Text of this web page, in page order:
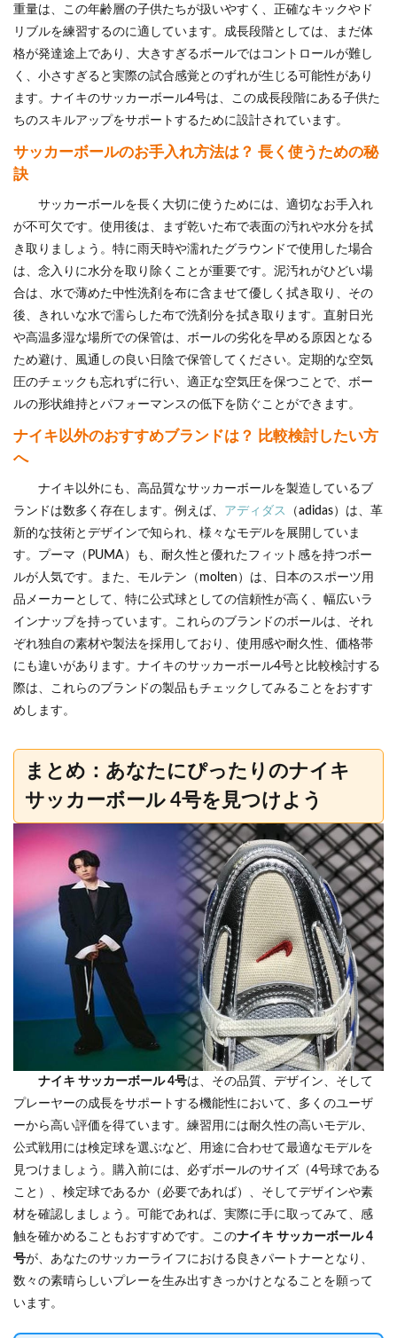
重量は、この年齢層の子供たちが扱いやすく、正確なキックやド
リブルを練習するのに適しています。成長段階としては、まだ体
格が発達途上であり、大きすぎるボールではコントロールが難し
く、小さすぎると実際の試合感覚とのずれが生じる可能性があり
ます。ナイキのサッカーボール4号は、この成長段階にある子供た
ちのスキルアップをサポートするために設計されています。
サッカーボールのお手入れ方法は？ 長く使うための秘
訣
サッカーボールを長く大切に使うためには、適切なお手入れ
が不可欠です。使用後は、まず乾いた布で表面の汚れや水分を拭
き取りましょう。特に雨天時や濡れたグラウンドで使用した場合
は、念入りに水分を取り除くことが重要です。泥汚れがひどい場
合は、水で薄めた中性洗剤を布に含ませて優しく拭き取り、その
後、きれいな水で濡らした布で洗剤分を拭き取ります。直射日光
や高温多湿な場所での保管は、ボールの劣化を早める原因となる
ため避け、風通しの良い日陰で保管してください。定期的な空気
圧のチェックも忘れずに行い、適正な空気圧を保つことで、ボー
ルの形状維持とパフォーマンスの低下を防ぐことができます。
ナイキ以外のおすすめブランドは？ 比較検討したい方
へ
ナイキ以外にも、高品質なサッカーボールを製造しているブ
ランドは数多く存在します。例えば、 アディダス
（adidas）は、革
新的な技術とデザインで知られ、様々なモデルを展開していま
す。プーマ（PUMA）も、耐久性と優れたフィット感を持つボー
ルが人気です。また、モルテン（molten）は、日本のスポーツ用
品メーカーとして、特に公式球としての信頼性が高く、幅広いラ
インナップを持っています。これらのブランドのボールは、それ
ぞれ独自の素材や製法を採用しており、使用感や耐久性、価格帯
にも違いがあります。ナイキのサッカーボール4号と比較検討する
際は、これらのブランドの製品もチェックしてみることをおすす
めします。
まとめ：あなたにぴったりのナイキ
サッカーボール 4号を見つけよう
ナイキ サッカーボール 4号は、その品質、デザイン、そして
プレーヤーの成長をサポートする機能性において、多くのユーザ
ーから高い評価を得ています。練習用には耐久性の高いモデル、
公式戦用には検定球を選ぶなど、用途に合わせて最適なモデルを
見つけましょう。購入前には、必ずボールのサイズ（4号球である
こと）、検定球であるか（必要であれば）、そしてデザインや素
材を確認しましょう。可能であれば、実際に手に取ってみて、感
触を確かめることもおすすめです。このナイキ サッカーボール 4
号が、あなたのサッカーライフにおける良きパートナーとなり、
数々の素晴らしいプレーを生み出すきっかけとなることを願って
います。